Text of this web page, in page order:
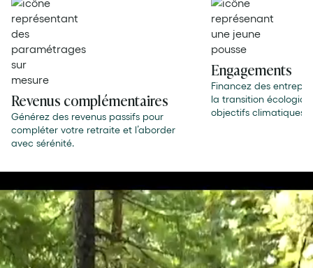
Revenus complémentaires
Générez des revenus passifs pour
compléter votre retraite et l’aborder
avec sérénité.
Engagements
Financez des
la transition
objectifs climatiques